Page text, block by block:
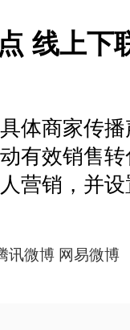
线上下
体商家传
有效销售
营销，并
讯微博 网易微博